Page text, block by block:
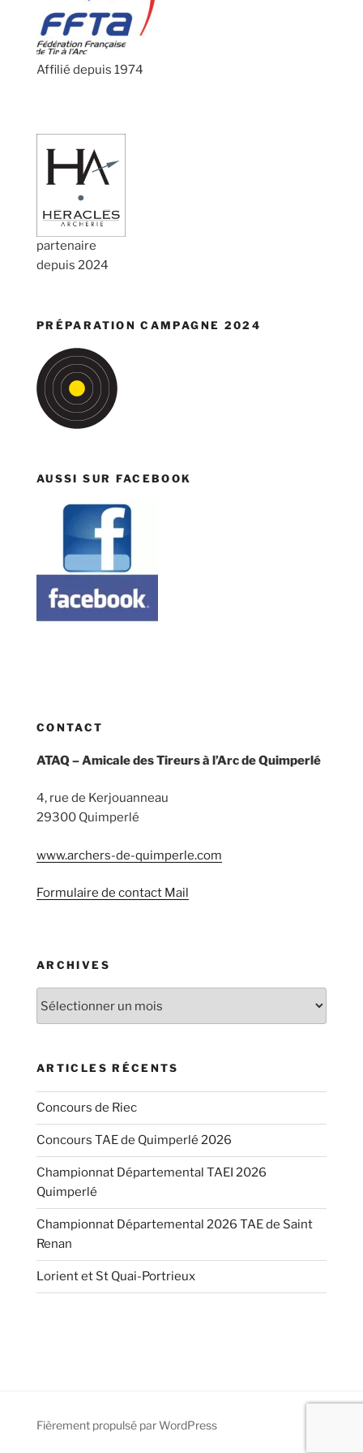
Affilié depuis 1974
partenaire
depuis 2024
PRÉPARATION CAMPAGNE 2024
AUSSI SUR FACEBOOK
CONTACT
ATAQ – Amicale des Tireurs à l’Arc de Quimperlé
4, rue de Kerjouanneau
29300 Quimperlé
www.archers-de-quimperle.com
Formulaire de contact Mail
ARCHIVES
ARTICLES RÉCENTS
Concours de Riec
Concours TAE de Quimperlé 2026
Championnat Départemental TAEI 2026
Quimperlé
Championnat Départemental 2026 TAE de Saint
Renan
Lorient et St Quai-Portrieux
Fièrement propulsé par WordPress